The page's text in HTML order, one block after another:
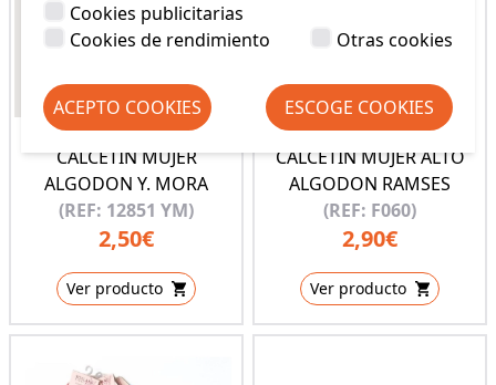
CALCETIN MUJER
ALGODON Y. MORA
(REF: 12851 YM)
2,50€
Ver producto
CALCETIN MUJER ALTO
ALGODON RAMSES
(REF: F060)
2,90€
Ver producto
Cookies publicitarias
Cookies de rendimiento
Otras cookies
ACEPTO COOKIES ESCOGE COOKIES